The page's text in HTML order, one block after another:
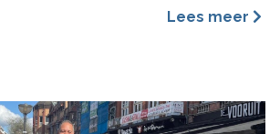
In deze blog benoem ik de
Lees meer